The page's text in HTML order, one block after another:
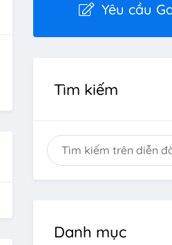
Yêu cầu
Tìm kiếm
Danh mục